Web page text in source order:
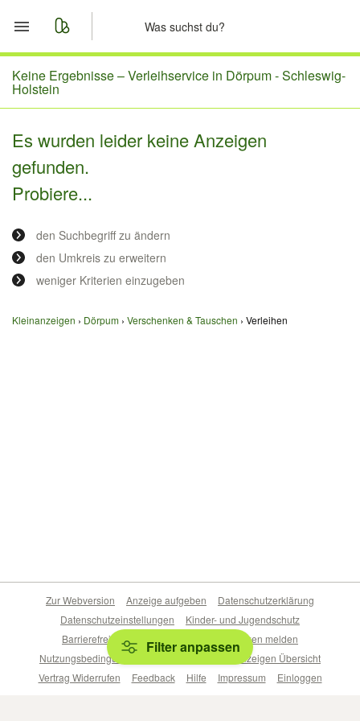
Start
Merkliste
Nachrichten
Anzeige aufgeben
Keine Ergebnisse –Verleihservice in Dörpum - Schleswig-
Holstein
Es wurden leider keine Anzeigen
gefunden.
Probiere...
den Suchbegriff zu ändern
den Umkreis zu erweitern
weniger Kriterien einzugeben
Kleinanzeigen Dörpum Verschenken & Tauschen Verleihen
Filter anpassen
Zur Webversion Anzeige aufgeben
Datenschutzerklärung
Datenschutzeinstellungen
Kinder- und Jugendschutz
Barrierefreiheitserklärung
Sicherheitslücken melden
Nutzungsbedingungen
Beliebte Suchen
Anzeigen Übersicht
Vertrag Widerrufen
Feedback Hilfe Impressum Einloggen